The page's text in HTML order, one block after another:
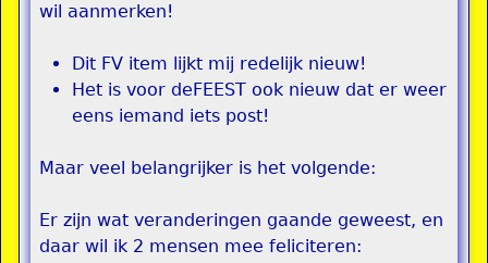
wil aanmerken!
Dit FV item lijkt mij redelijk nieuw!
Het is voor deFEEST ook nieuw dat er weer
eens iemand iets post!
Maar veel belangrijker is het volgende:
Er zijn wat veranderingen gaande geweest, en
daar wil ik 2 mensen mee feliciteren: